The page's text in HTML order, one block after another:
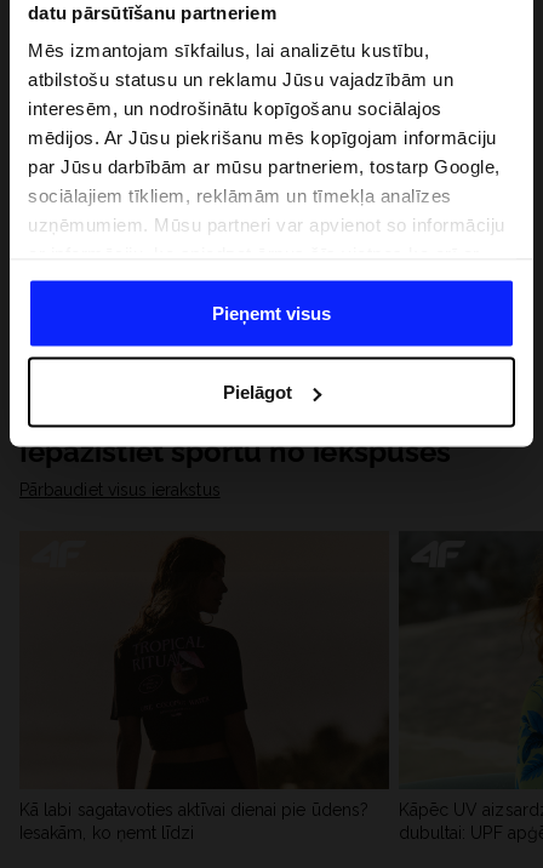
datu pārsūtīšanu partneriem
Mēs izmantojam sīkfailus, lai analizētu kustību,
atbilstošu statusu un reklamu Jūsu vajadzībām un
interesēm, un nodrošinātu kopīgošanu sociālajos
mēdijos. Ar Jūsu piekrišanu mēs kopīgojam informāciju
par Jūsu darbībām ar mūsu partneriem, tostarp Google,
sociālajiem tīkliem, reklāmām un tīmekļa analīzes
uzņēmumiem. Mūsu partneri var apvienot so informāciju
datiem, ko viņi iegūst, izmantojot viņu pakalpojumus. Ar
Jūsu atļauju, mēs varam pārsūtīt Jūsu personas datus
saviem partneriem, lai uzlabotu veidu, kadā tiek rādīta
saturu un uzlabotu mūsu partneru piedāvātos risinajumus
( piem. socialos tīklus). Detalizētu informāciju var atrast
mūsu Privātuma politikā un sadaļā "Detaļas".
Pieņemt visus
Pielāgot
Iepazīstiet sportu no iekšpuses
Pārbaudiet visus ierakstus
Kā labi sagatavoties aktīvai dienai pie ūdens?
Iesakām, ko ņemt līdzi
Kāpēc UV
dubultai: UPF